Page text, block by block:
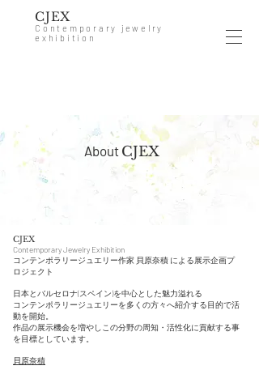
CJEX
Contemporary jewelry
exhibition
About CJEX
CJEX
Contemporary Jewelry Exhibition
コンテンポラリージュエリー作家 貝原奈積 による展示企画プ
ロジェクト
日本とバルセロナ(スペイン)を中心とした魅力溢れる
コンテンポラリージュエリーを多くの方々へ紹介する目的で活
動を開始。
​作品の展示機会を増やしこの分野の周知・活性化に貢献する事
を目標としています。
​貝原奈積